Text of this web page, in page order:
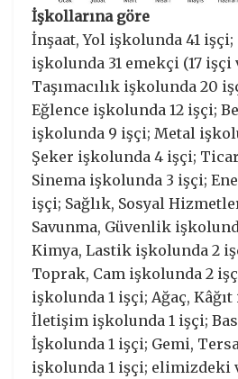
İşkollarına göre
İnşaat, Yol işkolunda 41 işçi;
işkolunda 31 emekçi (17 işçi
Taşımacılık işkolunda 20
Eğlence işkolunda 12 işçi;
işkolunda 9 işçi; Metal
Şeker işkolunda 4 işçi;
Sinema işkolunda 3 işçi;
işçi; Sağlık, Sosyal
Savunma, Güvenlik
Kimya, Lastik işkolunda 2
Toprak, Cam işkolunda 2
işkolunda 1 işçi; Ağaç,
İletişim işkolunda 1 işçi;
İşkolunda 1 işçi; Gemi,
işkolunda 1 işçi; elimizdeki